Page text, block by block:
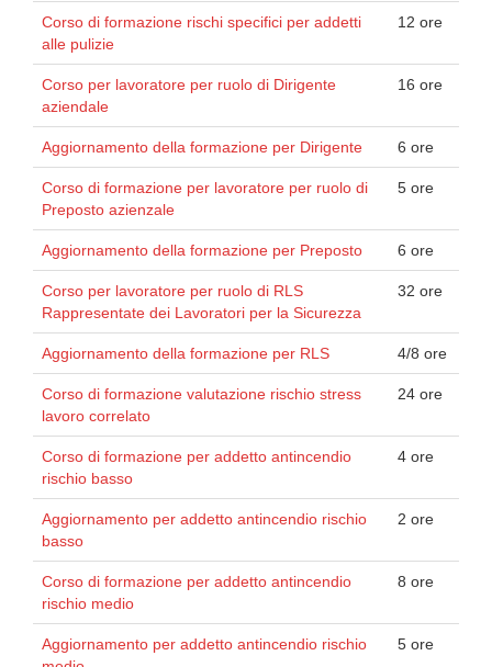
Corso di formazione rischi specifici per addetti
alle pulizie
12 ore
Corso per lavoratore per ruolo di Dirigente
aziendale
16 ore
Aggiornamento della formazione per Dirigente 6 ore
Corso di formazione per lavoratore per ruolo di
Preposto azienzale
5 ore
Aggiornamento della formazione per Preposto 6 ore
Corso per lavoratore per ruolo di RLS
Rappresentate dei Lavoratori per la Sicurezza
32 ore
Aggiornamento della formazione per RLS 4/8 ore
Corso di formazione valutazione rischio stress
lavoro correlato
24 ore
Corso di formazione per addetto antincendio
rischio basso
4 ore
Aggiornamento per addetto antincendio rischio
basso
2 ore
Corso di formazione per addetto antincendio
rischio medio
8 ore
Aggiornamento per addetto antincendio rischio
5 ore